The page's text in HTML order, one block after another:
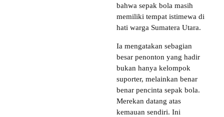
bahwa sepak bola masih
memiliki tempat istimewa di
hati warga Sumatera Utara.
Ia mengatakan sebagian
besar penonton yang hadir
bukan hanya kelompok
suporter, melainkan benar
benar pencinta sepak bola.
Merekan datang atas
kemauan sendiri. Ini